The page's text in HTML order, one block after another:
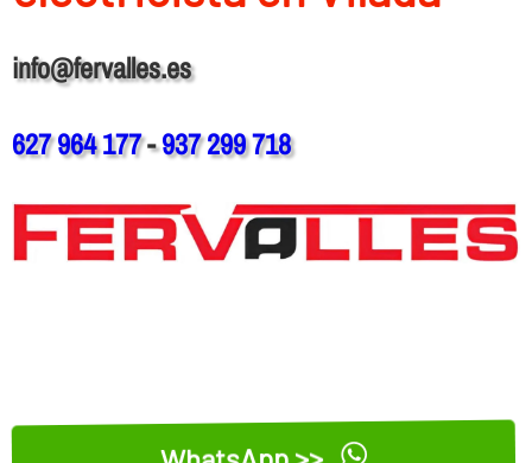
info@fervalles.es
627 964 177-937 299 718